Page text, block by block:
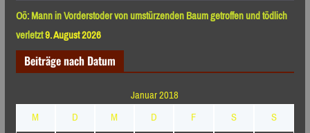
Oö: Mann in Vorderstoder von umstürzenden Baum getroffen und tödlich
verletzt9. August 2026
Beiträge nach Datum
Januar 2018
M
D M D F S
S